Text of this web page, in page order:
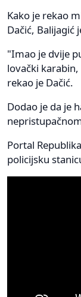
Kako je rekao
Dačić, Balijagić
"Imao je dvije
lovački
rekao je Dačić.
Dodao je da je
Portal
policijsku